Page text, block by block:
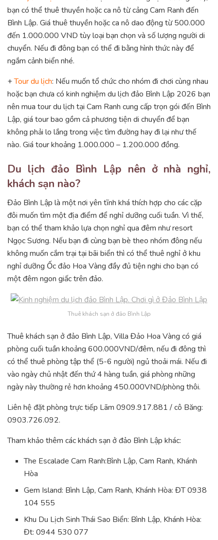
bạn có thể thuê thuyền hoặc ca nô từ cảng Cam Ranh đến
Bình Lập. Giá thuê thuyền hoặc ca nô dao động từ 500.000
đến 1.000.000 VND tùy loại bạn chọn và số lượng người di
chuyển. Nếu đi đông bạn có thể đi bằng hình thức này để
ngắm cảnh biển nhé.
+Tour du lịch: Nếu muốn tổ chức cho nhóm đi chơi cùng nhau
hoặc bạn chưa có kinh nghiệm du lịch đảo Bình Lập 2026 bạn
nên mua tour du lịch tại Cam Ranh cung cấp trọn gói đến Bình
Lập, giá tour bao gồm cả phương tiện di chuyển để bạn
không phải lo lắng trong việc tìm đường hay đi lại như thế
nào. Giá tour khoảng 1.000.000 – 1.200.000 đồng.
Du lịch đảo Bình Lập nên ở nhà nghỉ,
khách sạn nào?
Đảo Bình Lập là một nơi yên tĩnh khá thích hợp cho các cặp
đôi muốn tìm một địa điểm để nghỉ dưỡng cuối tuần. Vì thế,
bạn có thể tham khảo lựa chọn nghỉ qua đêm như resort
Ngọc Sương. Nếu bạn đi cùng bạn bè theo nhóm đông nếu
không muốn cắm trại tại bãi biển thì có thể thuê nghỉ ở khu
nghỉ dưỡng Ốc đảo Hoa Vàng đầy đủ tiện nghi cho bạn có
một đêm ngon giấc trên đảo.
Thuê khách sạn ở đảo Bình Lập
Thuê khách sạn ở đảo Bình Lập, Villa Đảo Hoa Vàng có giá
phòng cuối tuần khoảng 600.000VND/đêm, nếu đi đông thì
có thể thuê phòng tập thể (5-6 người) ngủ thoải mái. Nếu đi
vào ngày chủ nhật đến thứ 4 hàng tuần, giá phòng những
ngày này thường rẻ hơn khoảng 450.000VND/phòng thôi.
Liên hệ đặt phòng trực tiếp Lãm 0909.917.881 / cô Băng:
0903.726.092.
Tham khảo thêm các khách sạn ở đảo Bình Lập khác:
The Escalade Cam Ranh:Bình Lập, Cam Ranh, Khánh
Hòa
Gem Island: Bình Lập, Cam Ranh, Khánh Hòa: ĐT 0938
104 555
Khu Du Lịch Sinh Thái Sao Biển: Bình Lập, Khánh Hòa:
Đt: 0944 530 077